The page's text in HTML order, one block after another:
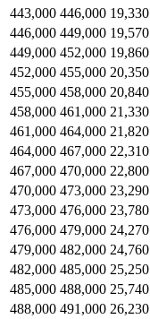
443,000 446,000 19,330
446,000 449,000 19,570
449,000 452,000 19,860
452,000 455,000 20,350
455,000 458,000 20,840
458,000 461,000 21,330
461,000 464,000 21,820
464,000 467,000 22,310
467,000 470,000 22,800
470,000 473,000 23,290
473,000 476,000 23,780
476,000 479,000 24,270
479,000 482,000 24,760
482,000 485,000 25,250
485,000 488,000 25,740
488,000 491,000 26,230